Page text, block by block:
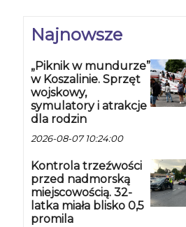
Najnowsze
„Piknik w mundurze”
w Koszalinie. Sprzęt
wojskowy,
symulatory i atrakcje
dla rodzin
2026-08-07 10:24:00
Kontrola trzeźwości
przed nadmorską
miejscowością. 32-
latka miała blisko 0,5
promila